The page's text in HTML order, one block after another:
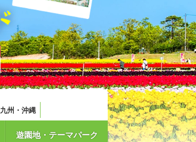
九州・沖縄
遊園地・テーマパーク